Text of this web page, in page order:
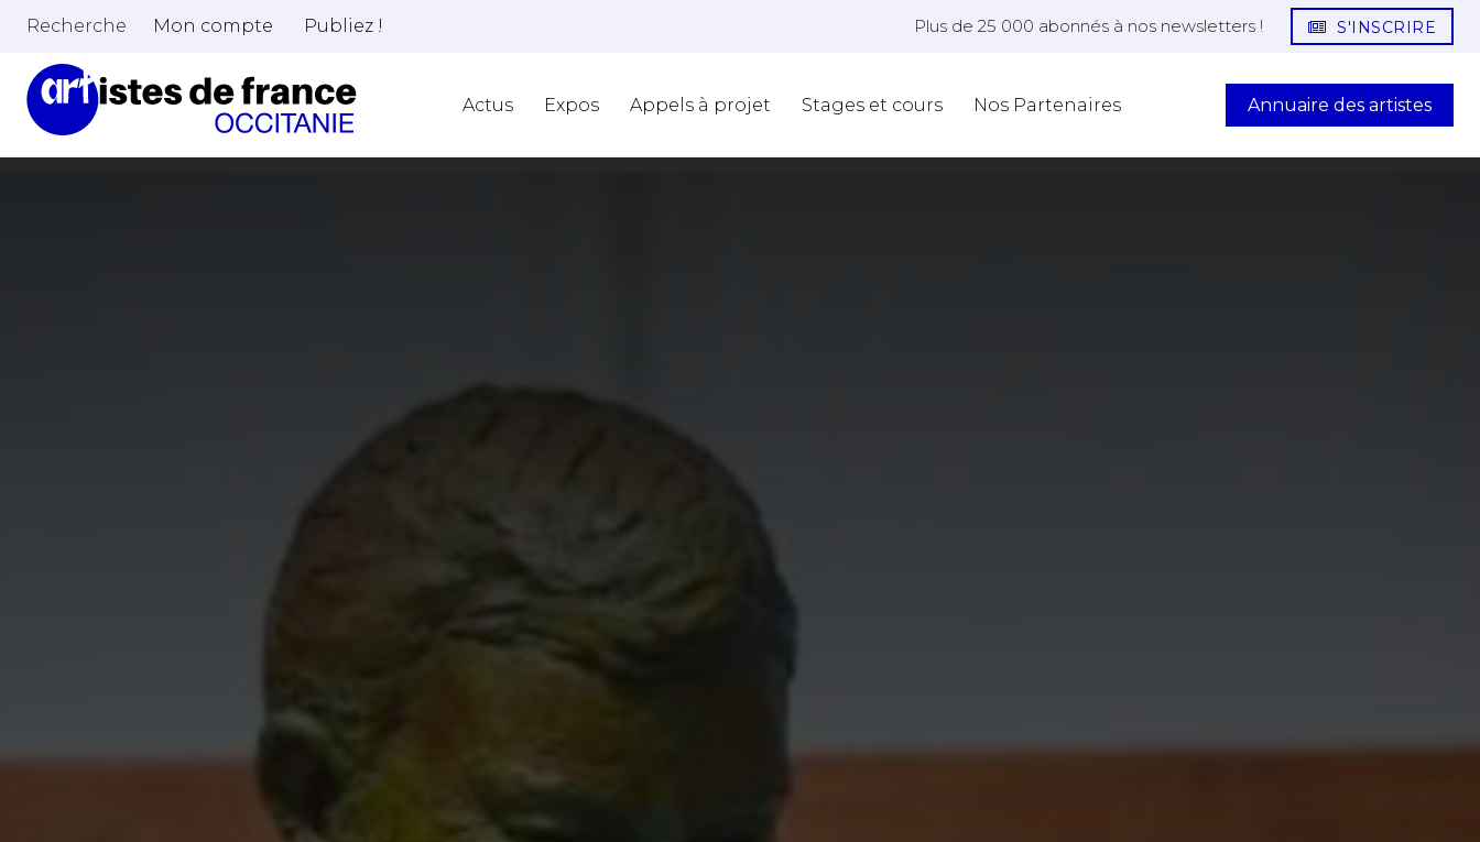
Recherche Mon compte Publiez ! Plus de 25 000 abonnés à nos newsletters ! S'INSCRIRE
Actus Expos Appels à projet Stages et cours Nos Partenaires Annuaire des artistes